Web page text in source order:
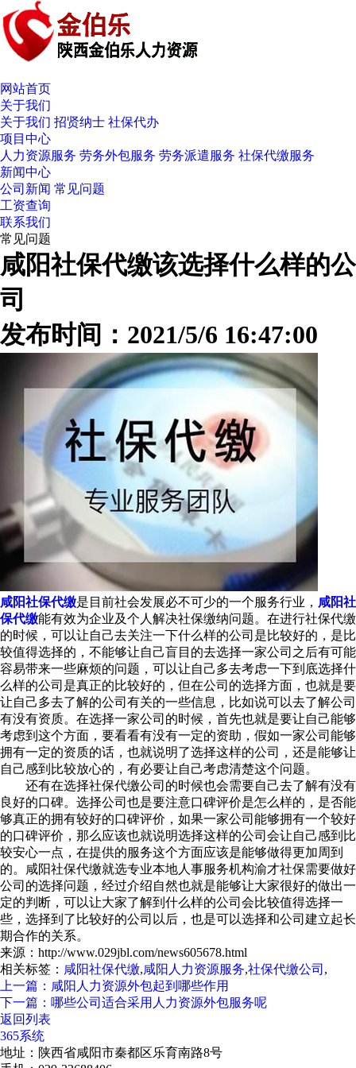
网站首页
关于我们
关于我们 招贤纳士 社保代办
项目中心
人力资源服务 劳务外包服务 劳务派遣服务 社保代缴服务
新闻中心
公司新闻 常见问题
工资查询
联系我们
常见问题
咸阳社保代缴该选择什么样的公
司
发布时间：2021/5/6 16:47:00
咸阳社保代缴是目前社会发展必不可少的一个服务行业， 咸阳社
保代缴能有效为企业及个人解决社保缴纳问题。在进行社保代缴
的时候，可以让自己去关注一下什么样的公司是比较好的，是比
较值得选择的，不能够让自己盲目的去选择一家公司之后有可能
容易带来一些麻烦的问题，可以让自己多去考虑一下到底选择什
么样的公司是真正的比较好的，但在公司的选择方面，也就是要
让自己多去了解的公司有关的一些信息，比如说可以去了解公司
有没有资质。在选择一家公司的时候，首先也就是要让自己能够
考虑到这个方面，要看看有没有一定的资助，假如一家公司能够
拥有一定的资质的话，也就说明了选择这样的公司，还是能够让
自己感到比较放心的，有必要让自己考虑清楚这个问题。
还有在选择社保代缴公司的时候也会需要自己去了解有没有
良好的口碑。选择公司也是要注意口碑评价是怎么样的，是否能
够真正的拥有较好的口碑评价，如果一家公司能够拥有一个较好
的口碑评价，那么应该也就说明选择这样的公司会让自己感到比
较安心一点，在提供的服务这个方面应该是能够做得更加周到
的。咸阳社保代缴就选专业本地人事服务机构渝才社保需要做好
公司的选择问题，经过介绍自然也就是能够让大家很好的做出一
定的判断，可以让大家了解到什么样的公司会比较值得选择一
些，选择到了比较好的公司以后，也是可以选择和公司建立起长
期合作的关系。
来源：http://www.029jbl.com/news605678.html
相关标签： 咸阳社保代缴,咸阳人力资源服务,社保代缴公司 ,
上一篇：咸阳人力资源外包起到哪些作用
下一篇：哪些公司适合采用人力资源外包服务呢
返回列表
365系统
地址：陕西省咸阳市秦都区乐育南路8号